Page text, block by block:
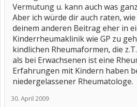
Vermutung u. kann auch was
Aber ich würde dir auch raten,
deinem anderen Beitrag eher in
Kinderrheumaklinik wie GP zu
kindlichen Rheumaformen, die
als bei Erwachsenen ist eine
Erfahrungen mit Kindern haben
niedergelassener Rheumatologe.
30. April 2009